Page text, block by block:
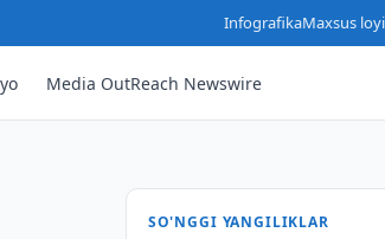
InfografikaMaxsus
Media OutReach Newswire
SO'NGGI YANGILIKLAR